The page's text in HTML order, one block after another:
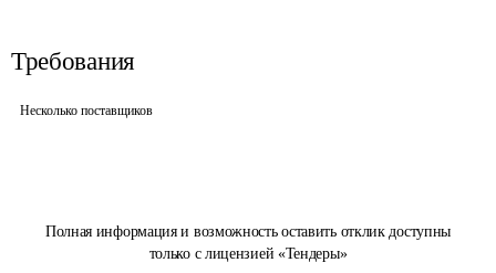
Полная информация и возможность оставить отклик доступны
только с лицензией «Тендеры»
Требования
Несколько поставщиков